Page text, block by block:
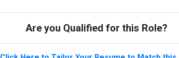
Are you Qualified for this Role?